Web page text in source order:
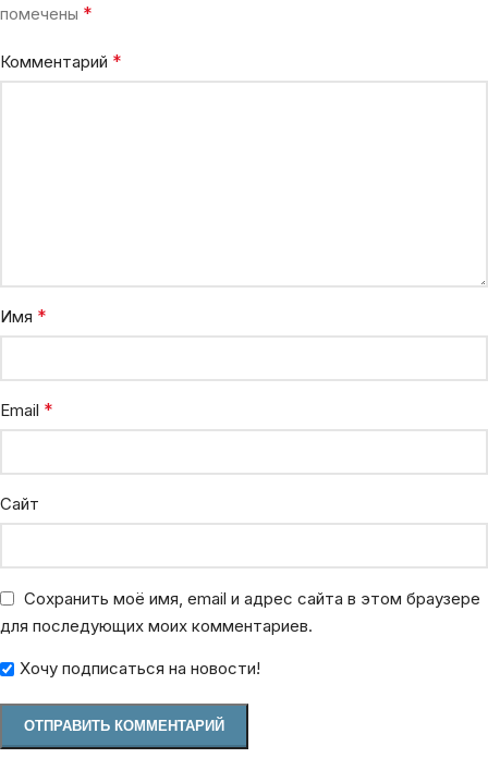
помечены *
Комментарий *
Имя *
Email *
Сайт
Сохранить моё имя, email и адрес сайта в этом браузере
для последующих моих комментариев.
Хочу подписаться на новости!